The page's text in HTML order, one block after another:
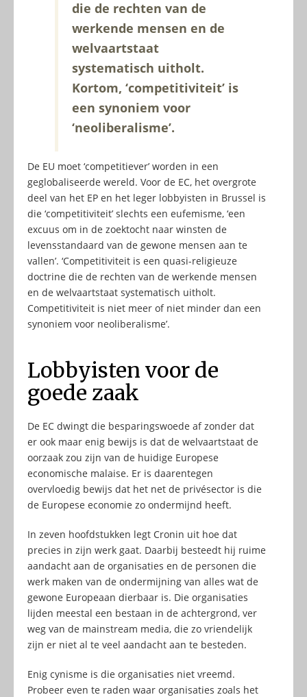
die de rechten van de
werkende mensen en de
welvaartstaat
systematisch uitholt.
Kortom, ‘competitiviteit’ is
een synoniem voor
‘neoliberalisme’.
De EU moet ‘competitiever’ worden in een
geglobaliseerde wereld. Voor de EC, het overgrote
deel van het EP en het leger lobbyisten in Brussel is
die ‘competitiviteit’ slechts een eufemisme, ‘een
excuus om in de zoektocht naar winsten de
levensstandaard van de gewone mensen aan te
vallen’. ‘Competitiviteit is een quasi-religieuze
doctrine die de rechten van de werkende mensen
en de welvaartstaat systematisch uitholt.
Competitiviteit is niet meer of niet minder dan een
synoniem voor neoliberalisme’.
Lobbyisten voor de
goede zaak
De EC dwingt die besparingswoede af zonder dat
er ook maar enig bewijs is dat de welvaartstaat de
oorzaak zou zijn van de huidige Europese
economische malaise. Er is daarentegen
overvloedig bewijs dat het net de privésector is die
de Europese economie zo ondermijnd heeft.
In zeven hoofdstukken legt Cronin uit hoe dat
precies in zijn werk gaat. Daarbij besteedt hij ruime
aandacht aan de organisaties en de personen die
werk maken van de ondermijning van alles wat de
gewone Europeaan dierbaar is. Die organisaties
lijden meestal een bestaan in de achtergrond, ver
weg van de mainstream media, die zo vriendelijk
zijn er niet al te veel aandacht aan te besteden.
Enig cynisme is die organisaties niet vreemd.
Probeer even te raden waar organisaties zoals het